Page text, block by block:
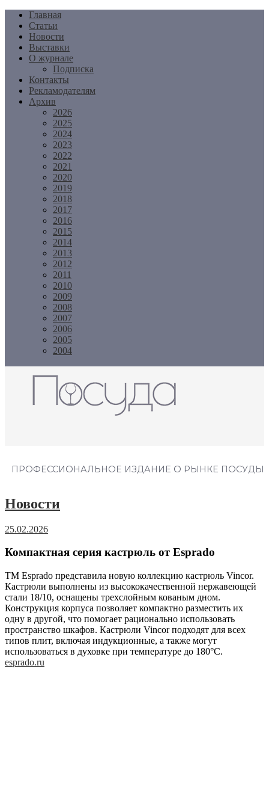
Перейти
содержимому
Главная
Статьи
Новости
Выставки
О журнале
Подписка
Контакты
Рекламодателям
Архив
2026
2025
2024
2023
2022
2021
2020
2019
2018
2017
2016
2015
2014
2013
2012
2011
2010
2009
2008
2007
2006
2005
2004
ПРОФЕССИОНАЛЬНОЕ ИЗДАНИЕ О РЫНКЕ ПОСУДЫ
Новости
25.02.2026
Компактная серия кастрюль от Esprado
ТМ Esprado представила новую коллекцию кастрюль Vincor.
Кастрюли выполнены из высококачественной нержавеющей
стали 18/10, оснащены трехслойным кованым дном.
Конструкция корпуса позволяет компактно разместить их
одну в другой, что помогает рационально использовать
пространство шкафов. Кастрюли Vincor подходят для всех
типов плит, включая индукционные, а также могут
использоваться в духовке при температуре до 180°C.
esprado.ru